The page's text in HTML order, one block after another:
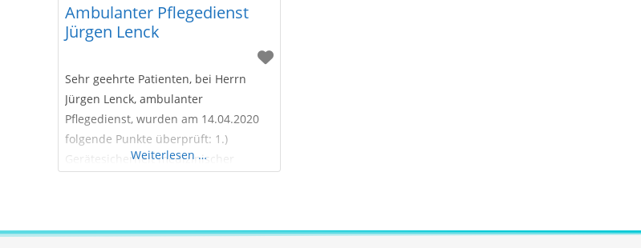
Ambulanter Pflegedienst
Jürgen Lenck
Sehr geehrte Patienten, bei Herrn
Jürgen Lenck, ambulanter
Pflegedienst, wurden am 14.04.2020
folgende Punkte überprüft: 1.)
Gerätesicherheit medizinischer
Hygienischer Zustand 4.)
Weiterlesen …